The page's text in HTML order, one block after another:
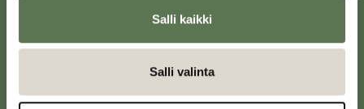
Salli kaikki
Salli valinta